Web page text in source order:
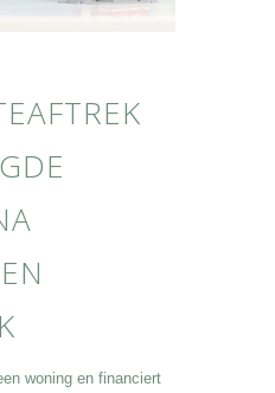
woning en financiert